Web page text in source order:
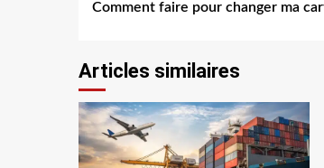
Comment faire pour changer ma
Articles similaires